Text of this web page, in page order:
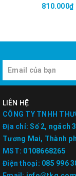
810.000₫
LIÊN HỆ
CÔNG TY TNHH
Địa chỉ: Số 2, ngách
Tương Mai, Thành
MST: 0108668265
Điện thoại: 085 996